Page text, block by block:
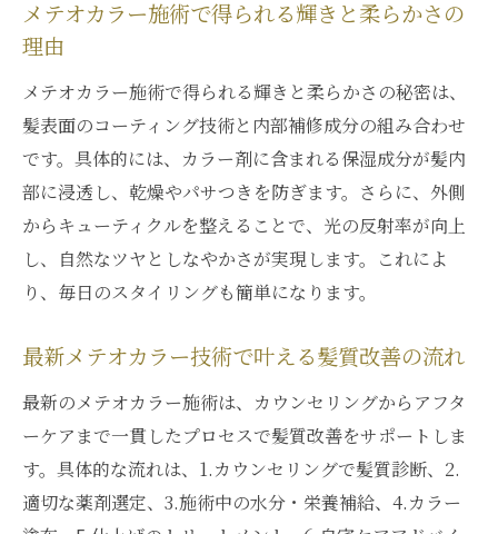
リピーター続出のメテオカラー髪質改善体
メテオカラーが支持される理由と活用ポイ
ント
髪質改善を重視する方にメテオカラーが最
適な理由
ダメージを抑えたい方に最適なメテオカラー
ダメージを抑えるメテオカラーの施術工程
髪質改善とダメージケアを両立するメテオ
なぜメテオカラーが髪にやさしい施術なの
か
メテオカラーのダメージ抑制効果の秘密を
公開
メテオカラー施術で得られる輝きと柔らかさの
理由
メテオカラー施術で得られる輝きと柔らかさの秘密は、
髪表面のコーティング技術と内部補修成分の組み合わせ
です。具体的には、カラー剤に含まれる保湿成分が髪内
部に浸透し、乾燥やパサつきを防ぎます。さらに、外側
からキューティクルを整えることで、光の反射率が向上
し、自然なツヤとしなやかさが実現します。これによ
り、毎日のスタイリングも簡単になります。
最新メテオカラー技術で叶える髪質改善の流れ
最新のメテオカラー施術は、カウンセリングからアフタ
ーケアまで一貫したプロセスで髪質改善をサポートしま
す。具体的な流れは、1.カウンセリングで髪質診断、2.
適切な薬剤選定、3.施術中の水分・栄養補給、4.カラー